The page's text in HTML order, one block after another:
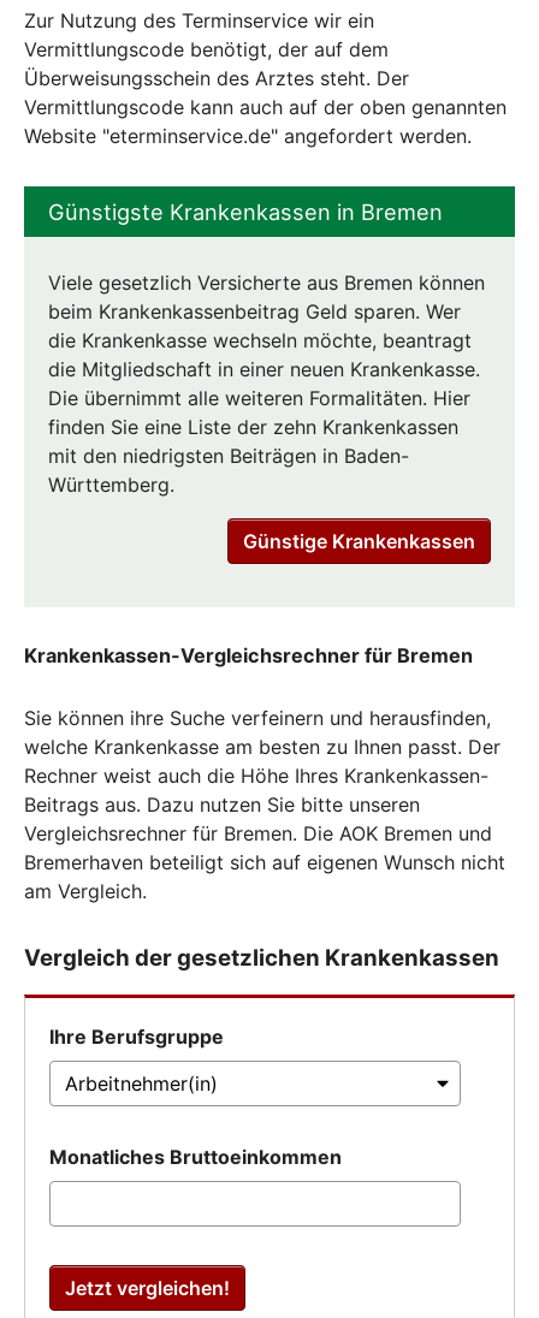
Zur Nutzung des Terminservice wir ein
Vermittlungscode benötigt, der auf dem
Überweisungsschein des Arztes steht. Der
Vermittlungscode kann auch auf der oben genannten
Website "eterminservice.de" angefordert werden.
Günstigste Krankenkassen in Bremen
Viele gesetzlich Versicherte aus Bremen können
beim Krankenkassenbeitrag Geld sparen. Wer
die Krankenkasse wechseln möchte, beantragt
die Mitgliedschaft in einer neuen Krankenkasse.
Die übernimmt alle weiteren Formalitäten. Hier
finden Sie eine Liste der zehn Krankenkassen
mit den niedrigsten Beiträgen in Baden-
Württemberg.
Günstige Krankenkassen
Krankenkassen-Vergleichsrechner für Bremen
Sie können ihre Suche verfeinern und herausfinden,
welche Krankenkasse am besten zu Ihnen passt. Der
Rechner weist auch die Höhe Ihres Krankenkassen-
Beitrags aus. Dazu nutzen Sie bitte unseren
Vergleichsrechner für Bremen. Die AOK Bremen und
Bremerhaven beteiligt sich auf eigenen Wunsch nicht
am Vergleich.
Vergleich der gesetzlichen Krankenkassen
Ihre Berufsgruppe
Monatliches Bruttoeinkommen
Jetzt vergleichen!